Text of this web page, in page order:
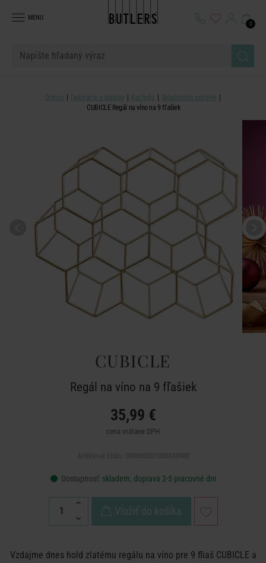
MENU
0
Domov Dekorácie a doplnky Kuchyňa
Skladovanie potravín
CUBICLE Regál na víno na 9 fľašiek
CUBICLE
Regál na víno na 9 fľašiek
35,99 €
cena vrátane DPH
Dostupnosť: skladem, doprava 2-5 pracovné dni
Vložiť do košíka
Vzdajme dnes hold zlatému regálu na víno pre 9 fliaš CUBICLE a